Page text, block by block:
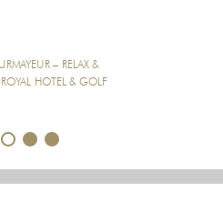
– RELAX &
ROYAL HOTEL & GOLF
2